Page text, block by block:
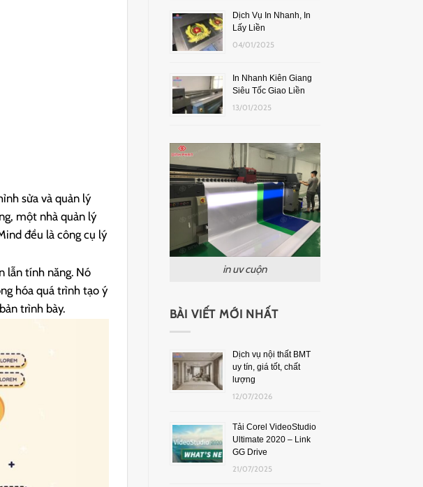
sửa và quản lý
một nhà quản lý
đều là công cụ lý
lẫn tính năng. Nó
hóa quá trình tạo ý
trình bày.
Dịch Vụ In Nhanh, In
Lấy Liền
04/01/2025
In Nhanh Kiên Giang
Siêu Tốc Giao Liền
13/01/2025
in uv cuộn
BÀI VIẾT MỚI NHẤT
Dịch vụ nội thất BMT
uy tín, giá tốt, chất
lượng
12/07/2026
Tải Corel VideoStudio
Ultimate 2020 – Link
GG Drive
21/07/2025